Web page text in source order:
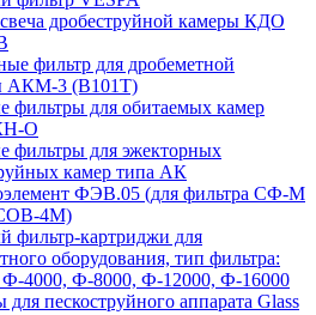
дробеструйной камеры КДО
фильтр для дробеметной
АКМ-3 (В101Т)
фильтры для обитаемых камер
О
фильтры для эжекторных
камер типа АК
ФЭВ.05 (для фильтра СФ-М
4М)
фильтр-картриджи для
оборудования, тип фильтра:
4000, Ф-8000, Ф-12000, Ф-16000
пескоструйного аппарата Glass